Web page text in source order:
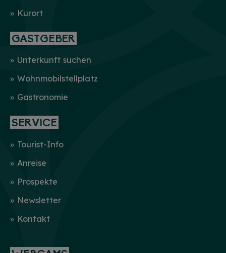
Kurort
GASTGEBER
Unterkunft suchen
Wohnmobilstellplatz
Gastronomie
SERVICE
Tourist-Info
Anreise
Prospekte
Newsletter
Kontakt